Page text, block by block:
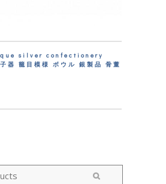
silver confectionery
器 籠目模様 ボウル 銀製品 骨董